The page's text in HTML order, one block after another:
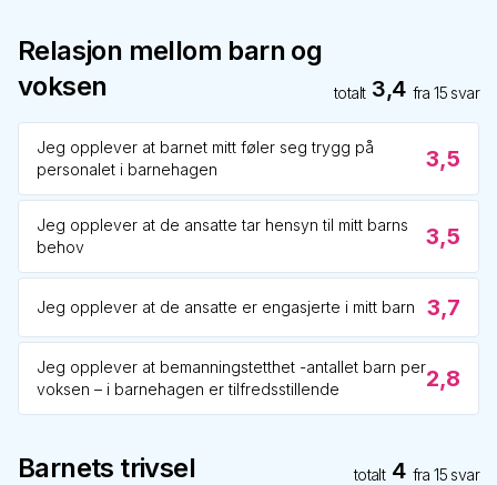
Relasjon mellom barn og
voksen
totalt 3,4 fra15 svar
Jeg opplever at barnet mitt føler seg trygg på
personalet i barnehagen
3,5
Jeg opplever at de ansatte tar hensyn til mitt barns
behov
3,5
Jeg opplever at de ansatte er engasjerte i mitt barn 3,7
Jeg opplever at bemanningstetthet -antallet barn per
voksen – i barnehagen er tilfredsstillende
2,8
Barnets trivsel totalt 4 fra15 svar